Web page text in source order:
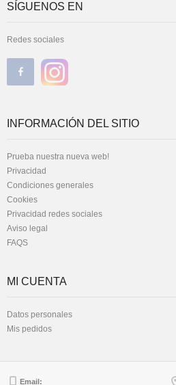
SÍGUENOS EN
Redes sociales
INFORMACIÓN DEL SITIO
Prueba nuestra nueva web!
Privacidad
Condiciones generales
Cookies
Privacidad redes sociales
Aviso legal
FAQS
MI CUENTA
Datos personales
Mis pedidos
Email: